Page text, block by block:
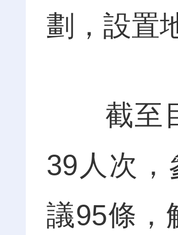
劃，設置
截至目
39人次，
議95條，